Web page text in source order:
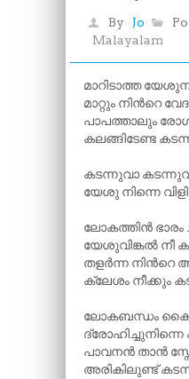
By Jo
Malayalam
മാറിടാത്ത
മാറ്റും നിന്‍റെ
പാപത്താലും
കലങ്ങിടേണ്ട
കടന്നുവാ
യേശു നിന്നെ
ലോകത്തിൻ ഭാരം
യേശുവിങ്കൽ നീ
തളർന്ന നിന്‍റെ
ക്ലേശം നീക്കും
ലോകബന്ധം
പാവനൻ താൻ
അരികിലുണ്ട്‌